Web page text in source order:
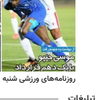
روزنامه‌های ورزشی شنبه ۱۷ مرداد ۱۴۰۵